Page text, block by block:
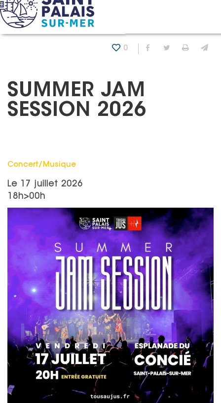
Panneau de gestion des cookies
Accueil Agenda
0 Partager sur
Partager
SUMMER JAM
SESSION 2026
Catégorie : "
Concert/Musique
Le
17 juillet 2026
18h>00h